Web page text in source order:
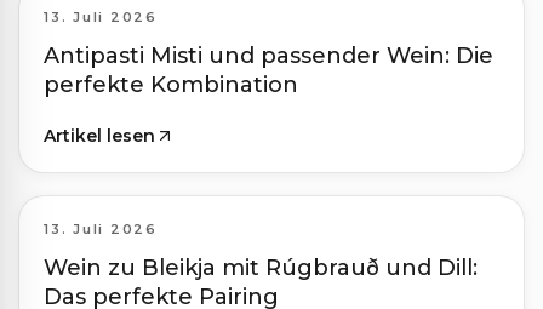
13. Juli 2026
Antipasti Misti und passender Wein: Die
perfekte Kombination
Artikel lesen
13. Juli 2026
Wein zu Bleikja mit Rúgbrauð und Dill:
Das perfekte Pairing